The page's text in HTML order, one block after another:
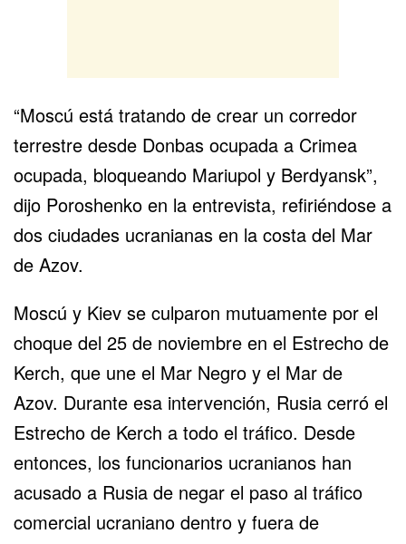
“Moscú está tratando de crear un corredor
terrestre desde Donbas ocupada a Crimea
ocupada, bloqueando Mariupol y Berdyansk”,
dijo Poroshenko en la entrevista, refiriéndose a
dos ciudades ucranianas en la costa del Mar
de Azov.
Moscú y Kiev se culparon mutuamente por el
choque del 25 de noviembre en el Estrecho de
Kerch, que une el Mar Negro y el Mar de
Azov. Durante esa intervención, Rusia cerró el
Estrecho de Kerch a todo el tráfico. Desde
entonces, los funcionarios ucranianos han
acusado a Rusia de negar el paso al tráfico
comercial ucraniano dentro y fuera de